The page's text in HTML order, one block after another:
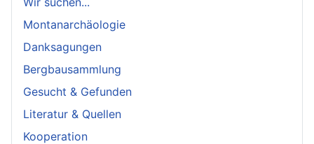
Montanarchäologie
Danksagungen
Bergbausammlung
Gesucht & Gefunden
Literatur & Quellen
Kooperation